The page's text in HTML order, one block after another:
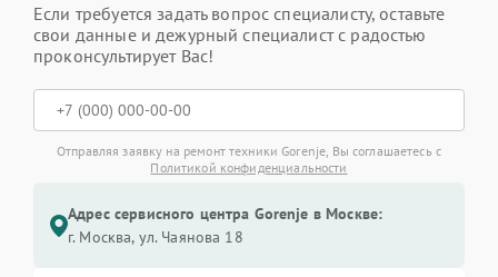
Если требуется задать вопрос специалисту, оставьте
свои данные и дежурный специалист с радостью
проконсультирует Вас!
Отправляя заявку на ремонт техники Gorenje, Вы соглашаетесь с
Политикой конфиденциальности
Адрес сервисного центра Gorenje в Москве:
г. Москва, ул. Чаянова 18